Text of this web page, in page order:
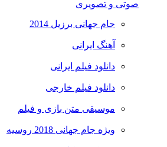
صوتی و تصویری
جام جهانی برزیل 2014
آهنگ ایرانی
دانلود فیلم ایرانی
دانلود فیلم خارجی
موسیقی متن بازی و فیلم
ویژه جام جهانی 2018 روسیه